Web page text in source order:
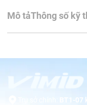
Mô tảThông số kỹ
BT1-